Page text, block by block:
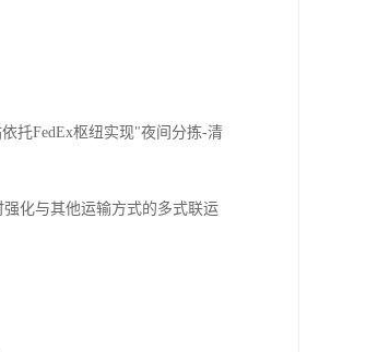
托FedEx枢纽实现"夜间分拣-清
化与其他运输方式的多式联运